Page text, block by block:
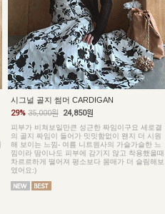
시그널 골지 썸머 CARDIGAN
29% 35,000원 24,850원
피부가 비쳐보일만큰 성근한 짜임이구요 세로결
의 골지 짜임이 들어가 밋밋함없이 왠지 더 시원
해 보이는 느낌- 여름 니트원사의 가슬가슬한 느
낌이라 땀이나도 피부에 감기지 않고 착용했을때
차르르하게 떨어져 평소보다 몸매가 더 슬림해보
였어요:)